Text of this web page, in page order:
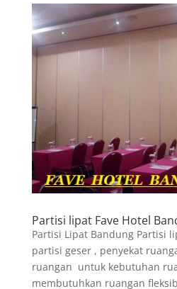
Partisi lipat Fave Hotel
Partisi Lipat Bandung Partisi
partisi geser , penyekat
ruangan untuk kebutuhan
membutuhkan ruangan